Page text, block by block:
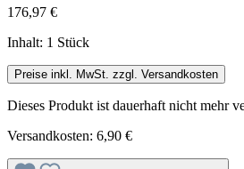
176,97 €
Inhalt: 1 Stück
Preise inkl. MwSt. zzgl. Versandkosten
Dieses Produkt ist dauerhaft nicht mehr
Versandkosten: 6,90 €